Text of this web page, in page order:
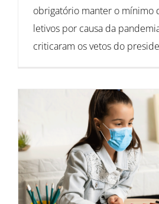
obrigatório manter o mínimo
letivos por causa da
criticaram os vetos do